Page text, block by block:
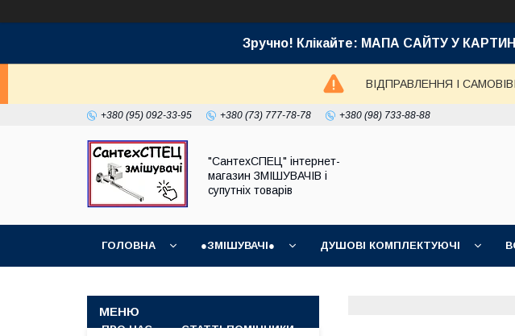
Зручно! Клікайте: МАПА САЙТУ У
ВІДПРАВЛЕННЯ І
+380 (95) 092-33-95 +380 (73) 777-78-78 +380 (98) 733-88-88
"СантехСПЕЦ" інтернет-
магазин ЗМІШУВАЧІВ і
супутніх товарів
ГОЛОВНА ●ЗМІШУВАЧІ● ДУШОВІ КОМПЛЕКТУЮЧІ
ПРО НАС СТАТТІ-ПОМІЧНИКИ